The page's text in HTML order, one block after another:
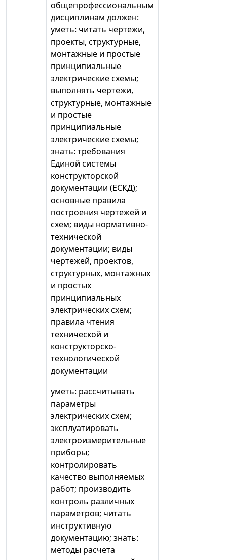
общепрофессиональным
дисциплинам должен:
уметь: читать чертежи,
проекты, структурные,
монтажные и простые
принципиальные
электрические схемы;
выполнять чертежи,
структурные, монтажные
и простые
принципиальные
электрические схемы;
знать: требования
Единой системы
конструкторской
документации (ЕСКД);
основные правила
построения чертежей и
схем; виды нормативно-
технической
документации; виды
чертежей, проектов,
структурных, монтажных
и простых
принципиальных
электрических схем;
правила чтения
технической и
конструкторско-
технологической
документации
уметь: рассчитывать
параметры
электрических схем;
эксплуатировать
электроизмерительные
приборы;
контролировать
качество выполняемых
работ; производить
контроль различных
параметров; читать
инструктивную
документацию; знать:
методы расчета